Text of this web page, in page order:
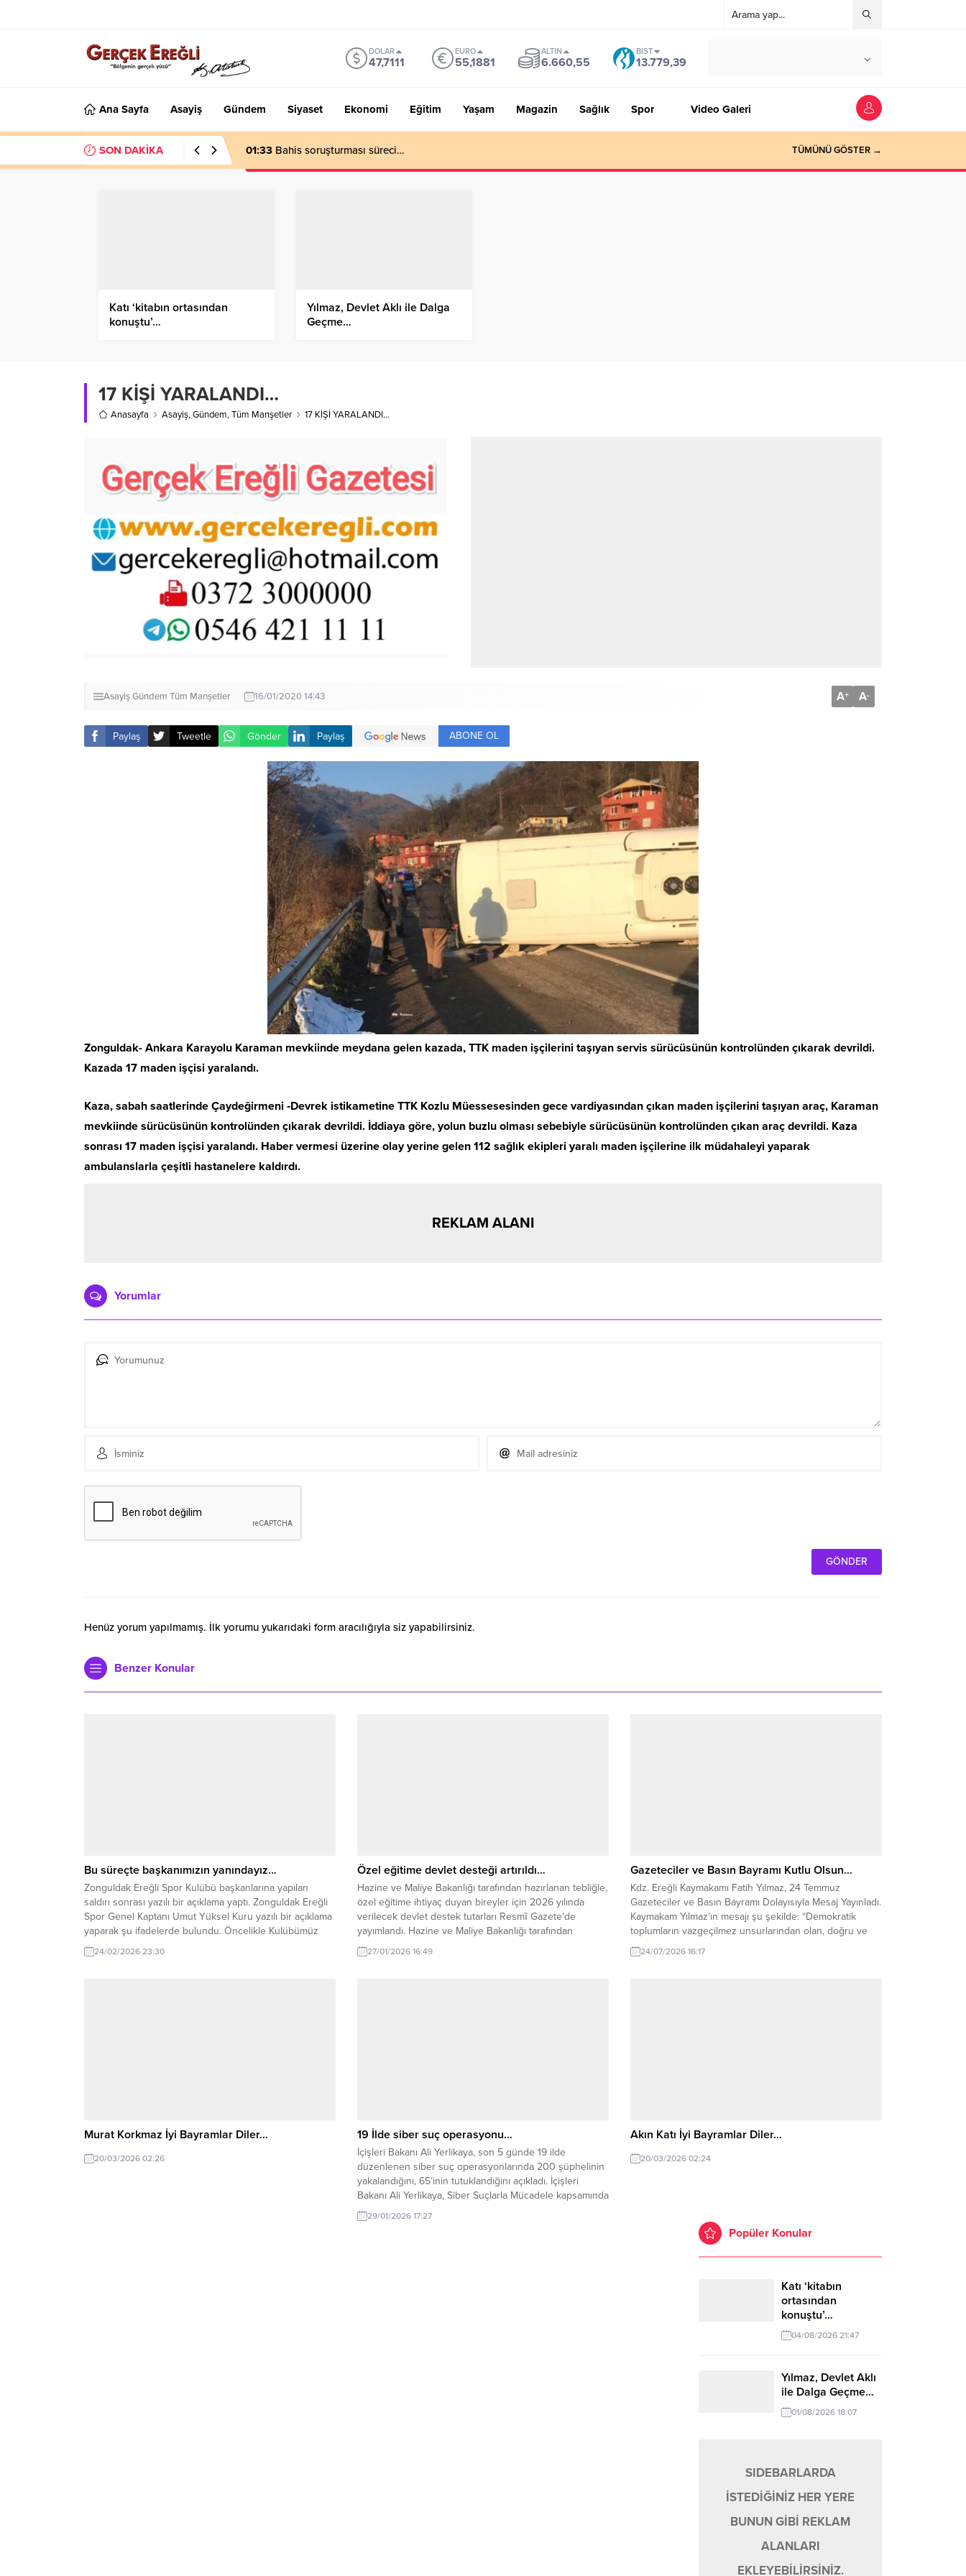
DOLAR
47,7111
EURO
55,1881
ALTIN
6.660,55
BIST
13.779,39
Ana Sayfa Asayiş Gündem Siyaset Ekonomi Eğitim Yaşam Magazin Sağlık Spor Video Galeri
SON DAKİKA 01:33 Bahis soruşturması süreci… TÜMÜNÜ GÖSTER →
Katı ‘kitabın ortasından
konuştu’…
Yılmaz, Devlet Aklı ile Dalga
Geçme…
17 KİŞİ YARALANDI…
Anasayfa Asayiş,Gündem,Tüm Manşetler 17 KİŞİ YARALANDI…
AsayişGündem Tüm Manşetler 16/01/2020 14:43 A+ A-
Paylaş Tweetle Gönder Paylaş ABONE OL
Zonguldak- Ankara Karayolu Karaman mevkiinde meydana gelen kazada, TTK maden işçilerini taşıyan servis sürücüsünün kontrolünden çıkarak devrildi.
Kazada 17 maden işçisi yaralandı.
Kaza, sabah saatlerinde Çaydeğirmeni ‐Devrek istikametine TTK Kozlu Müessesesinden gece vardiyasından çıkan maden işçilerini taşıyan araç, Karaman
mevkiinde sürücüsünün kontrolünden çıkarak devrildi. İddiaya göre, yolun buzlu olması sebebiyle sürücüsünün kontrolünden çıkan araç devrildi. Kaza
sonrası 17 maden işçisi yaralandı. Haber vermesi üzerine olay yerine gelen 112 sağlık ekipleri yaralı maden işçilerine ilk müdahaleyi yaparak
ambulanslarla çeşitli hastanelere kaldırdı.
REKLAM ALANI
Yorumlar
Henüz yorum yapılmamış. İlk yorumu yukarıdaki form aracılığıyla siz yapabilirsiniz.
Benzer Konular
Bu süreçte başkanımızın yanındayız…
Zonguldak Ereğli Spor Kulübü başkanlarına yapılan
saldırı sonrası yazılı bir açıklama yaptı. Zonguldak Ereğli
Spor Genel Kaptanı Umut Yüksel Kuru yazılı bir açıklama
yaparak şu ifadelerde bulundu. Öncelikle Kulübümüz
Başkanı Kaan Kocaman’a yapılan fiili saldırı nedeni ile
yaşadığımız derin üzüntüyü belirtmek isteriz. Kdz Ereğli
24/02/2026 23:30
Özel eğitime devlet desteği artırıldı…
Hazine ve Maliye Bakanlığı tarafından hazırlanan tebliğle,
özel eğitime ihtiyaç duyan bireyler için 2026 yılında
verilecek devlet destek tutarları Resmî Gazete’de
yayımlandı. Hazine ve Maliye Bakanlığı tarafından
hazırlanan “2026 Yılı Özel Eğitime İhtiyaç Duyan
Bireylere Verilecek Eğitim Desteği Tutarlarına İlişkin
27/01/2026 16:49
Gazeteciler ve Basın Bayramı Kutlu Olsun…
Kdz. Ereğli Kaymakamı Fatih Yılmaz, 24 Temmuz
Gazeteciler ve Basın Bayramı Dolayısıyla Mesaj Yayınladı.
Kaymakam Yılmaz’ın mesajı şu şekilde: “Demokratik
toplumların vazgeçilmez unsurlarından olan, doğru ve
tarafsız habercilik anlayışıyla kamuoyunun
bilgilendirilmesi adına büyük bir özveriyle görev yapan
24/07/2026 16:17
Murat Korkmaz İyi Bayramlar Diler…
20/03/2026 02:26
19 İlde siber suç operasyonu…
İçişleri Bakanı Ali Yerlikaya, son 5 günde 19 ilde
düzenlenen siber suç operasyonlarında 200 şüphelinin
yakalandığını, 65’inin tutuklandığını açıkladı. İçişleri
Bakanı Ali Yerlikaya, Siber Suçlarla Mücadele kapsamında
Emniyet güçlerince son 5 gündür yürütülen
operasyonların sonuçlarını kamuoyuyla paylaştı. Bakan
29/01/2026 17:27
Akın Katı İyi Bayramlar Diler…
20/03/2026 02:24
Popüler Konular
Katı ‘kitabın
ortasından
konuştu’…
04/08/2026 21:47
Yılmaz, Devlet Aklı
ile Dalga Geçme…
01/08/2026 18:07
SIDEBARLARDA
İSTEDİĞİNİZ HER YERE
BUNUN GİBİ REKLAM
ALANLARI
EKLEYEBİLİRSİNİZ.